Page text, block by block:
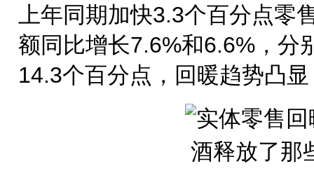
上年同期加快3.3个百分点零
额同比增长7.6%和6.6%，分
14.3个百分点，回暖趋势凸显